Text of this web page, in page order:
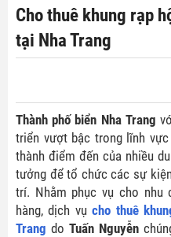
Cho thuê khung rạp
tại Nha Trang
Thành phố biển Nha Trang
triển vượt bậc trong lĩnh
thành điểm đến của nhiều
tưởng để tổ chức các sự
trí. Nhằm phục vụ cho nhu
hàng, dịch vụcho thuê
Trang do Tuấn Nguyễn